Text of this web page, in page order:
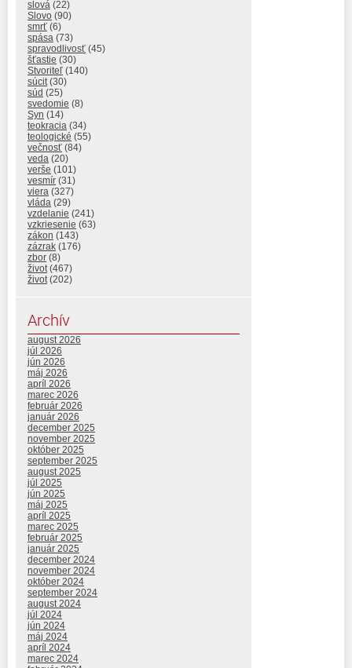
slová (22)
Slovo (90)
smrť (6)
spása (73)
spravodlivosť (45)
šťastie (30)
Stvoriteľ (140)
súcit(30)
súd (25)
svedomie (8)
Syn (14)
teokracia (34)
teologické (55)
večnosť (84)
veda (20)
verše (101)
vesmír (31)
viera (327)
vláda (29)
vzdelanie (241)
vzkriesenie (63)
zákon (143)
zázrak (176)
zbor (8)
život(467)
život(202)
Archív
august 2026
júl 2026
jún 2026
máj 2026
apríl 2026
marec 2026
február 2026
január 2026
december 2025
november 2025
október 2025
september 2025
august 2025
júl 2025
jún 2025
máj 2025
apríl 2025
marec 2025
február 2025
január 2025
december 2024
november 2024
október 2024
september 2024
august 2024
júl 2024
jún 2024
máj 2024
apríl 2024
marec 2024